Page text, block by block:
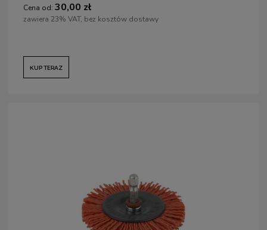
Cena od: 30,00 zł
zawiera 23% VAT, bez kosztów dostawy
KUP TERAZ